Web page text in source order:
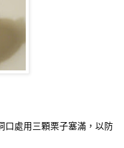
口處用三顆栗子塞滿，以防